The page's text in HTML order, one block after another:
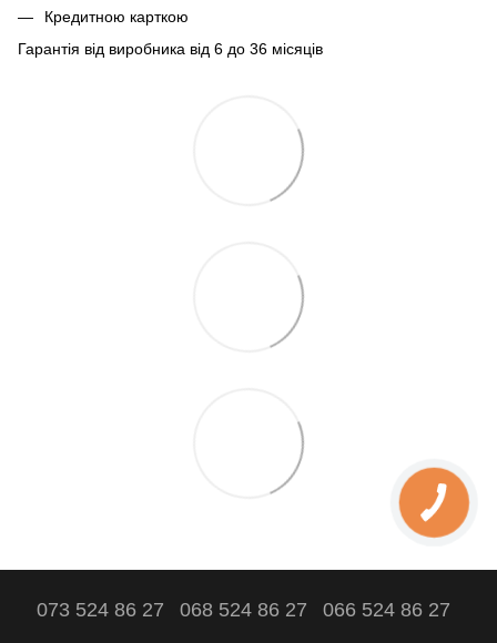
Кредитною карткою
Гарантія від виробника від 6 до 36 місяців
073 524 86 27 068 524 86 27 066 524 86 27